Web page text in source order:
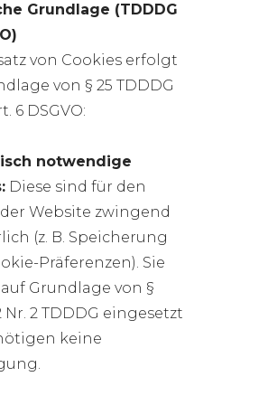
Grundlage (TDDDG
von Cookies erfolgt
von § 25 TDDDG
6 DSGVO:
notwendige
Diese sind für den
Website zwingend
(z. B. Speicherung
Präferenzen). Sie
Grundlage von §
Nr. 2 TDDDG eingesetzt
keine